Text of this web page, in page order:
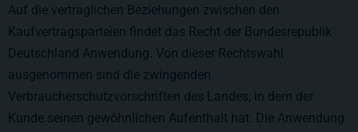
Auf die vertraglichen Beziehungen zwischen den
Kaufvertragsparteien findet das Recht der Bundesrepublik
Deutschland Anwendung. Von dieser Rechtswahl
ausgenommen sind die zwingenden
Verbraucherschutzvorschriften des Landes, in dem der
Kunde seinen gewöhnlichen Aufenthalt hat. Die Anwendung